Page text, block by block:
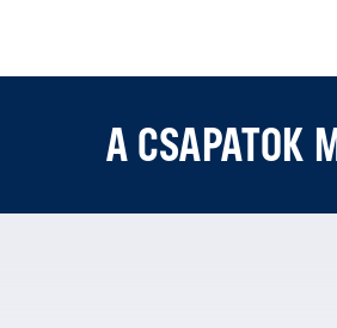
A CSAPATOK